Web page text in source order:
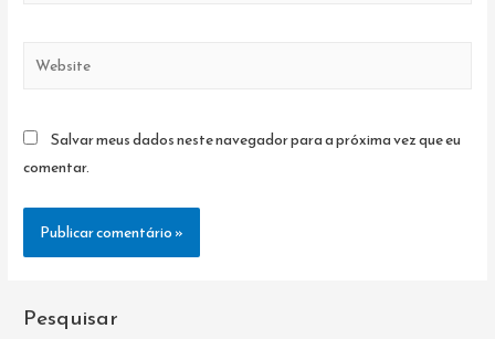
Website
Salvar meus dados neste navegador para a próxima vez que eu
comentar.
Pesquisar